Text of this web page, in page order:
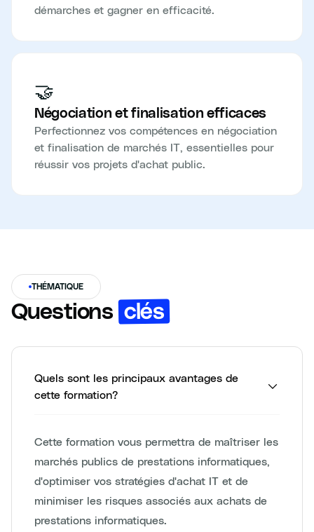
démarches et gagner en efficacité.
🤝
Négociation et finalisation efficaces
Perfectionnez vos compétences en négociation
et finalisation de marchés IT, essentielles pour
réussir vos projets d'achat public.
THÉMATIQUE
Questions clés
Quels sont les principaux avantages de
cette formation?
Cette formation vous permettra de maîtriser les
marchés publics de prestations informatiques,
d'optimiser vos stratégies d'achat IT et de
minimiser les risques associés aux achats de
prestations informatiques.